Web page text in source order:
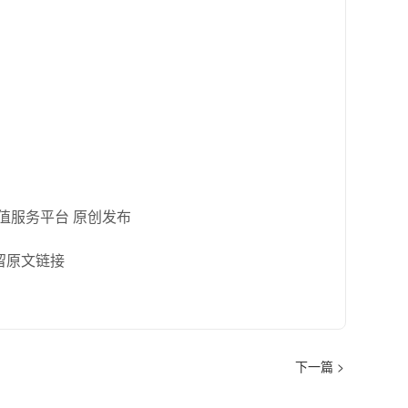
服务平台 原创发布
原文链接
下一篇 >